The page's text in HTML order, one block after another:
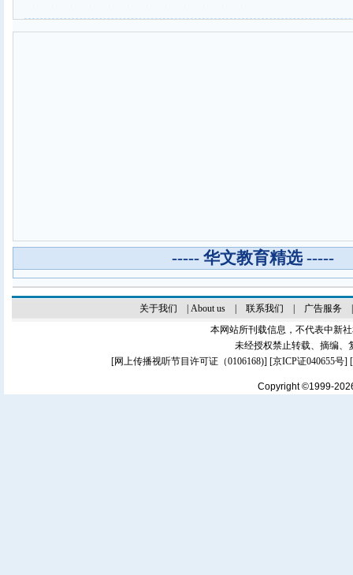
----- 华文教育精选 -----
关于我们 About us| 联系我们 广告服务
本网站所刊载信息，不代表中新
未经授权禁止转载、摘编、
[网上传播视听节目许可证（0106168)] [京ICP证040655号]
Copyright ©1999-